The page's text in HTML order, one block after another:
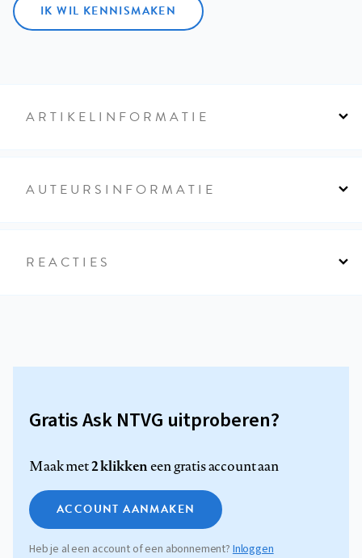
IK WIL KENNISMAKEN
ARTIKELINFORMATIE
AUTEURSINFORMATIE
REACTIES
Gratis Ask NTVG uitproberen?
Maak met2 klikkeneen gratis account aan
ACCOUNT AANMAKEN
Heb je al een account of een abonnement? Inloggen